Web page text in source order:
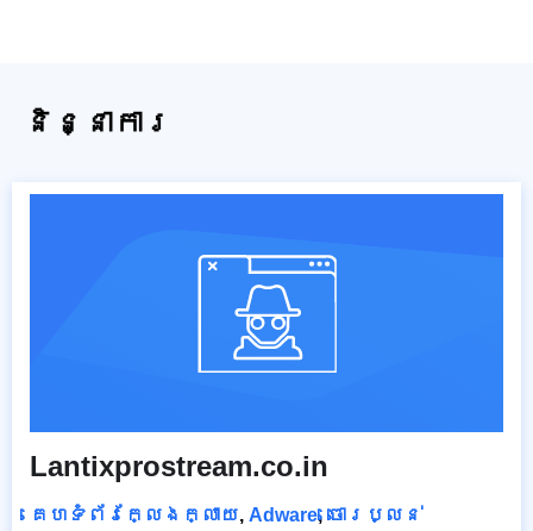
និន្នាការ
Lantixprostream.co.in
គេហទំព័រក្លែងក្លាយ, Adware, ចោរប្លន់